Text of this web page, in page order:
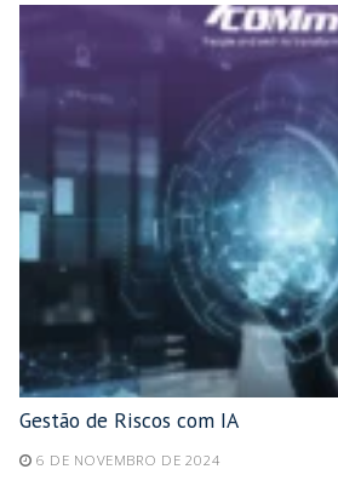
Gestão de Riscos com IA
6 DE NOVEMBRO DE 2024